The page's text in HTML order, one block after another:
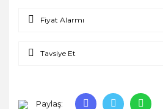
Fiyat Alarmı
Tavsiye Et
Paylaş: